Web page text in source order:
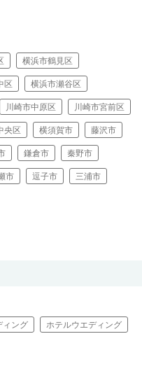
横浜市鶴見区
区 横浜市瀬谷区
川崎市中原区 川崎市宮前区
央区 横須賀市 藤沢市
鎌倉市 秦野市
市 逗子市 三浦市
ィング ホテルウエディング